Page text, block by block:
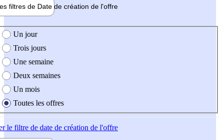
filtres de Date de création de l'offre
création de l'offre
Un jour
Trois jours
Une semaine
Deux semaines
Un mois
Toutes les offres
le filtre de date de création de l'offre